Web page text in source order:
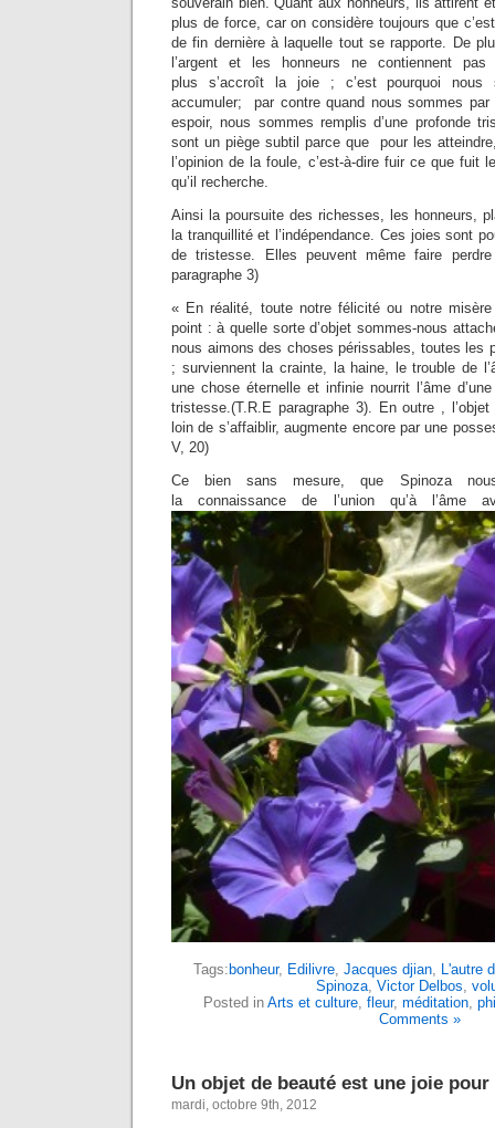
plus de force, car on considère toujours que
de fin dernière à laquelle tout se rapporte. De
l’argent et les honneurs ne contiennent
plus s’accroît la joie ; c’est pourquoi nous
accumuler; par contre quand nous sommes par
espoir, nous sommes remplis d’une profonde
sont un piège subtil parce que pour les
l’opinion de la foule, c’est-à-dire fuir ce que fuit
qu’il recherche.
Ainsi la poursuite des richesses, les honneurs,
la tranquillité et l’indépendance. Ces joies sont
de tristesse. Elles peuvent même faire
paragraphe 3)
« En réalité, toute notre félicité ou notre misère
point : à quelle sorte d’objet sommes-nous
nous aimons des choses périssables, toutes les
; surviennent la crainte, la haine, le trouble de
une chose éternelle et infinie nourrit l’âme
tristesse.(T.R.E paragraphe 3). En outre ,
loin de s’affaiblir, augmente encore par une
V, 20)
Ce bien sans mesure, que Spinoza
la connaissance de l’union qu’à l’âme
Tags: bonheur, Edilivre, Jacques djian, L'autre
Spinoza, Victor Delbos,
Posted in Arts et culture, fleur, méditation,
Comments »
Un objet de beauté est une joie
mardi, octobre 9th, 2012